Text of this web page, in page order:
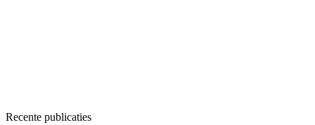
Recente publicaties